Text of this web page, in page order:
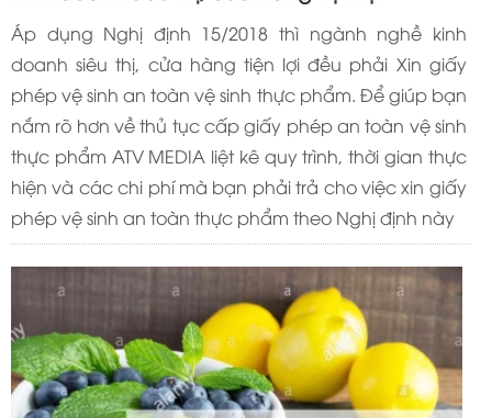
Áp dụng Nghị định 15/2018 thì ngành nghề kinh
doanh siêu thị, cửa hàng tiện lợi đều phải Xin giấy
phép vệ sinh an toàn vệ sinh thực phẩm. Để giúp bạn
nắm rõ hơn về thủ tục cấp giấy phép an toàn vệ sinh
thực phẩm ATV MEDIA liệt kê quy trình, thời gian thực
hiện và các chi phí mà bạn phải trả cho việc xin giấy
phép vệ sinh an toàn thực phẩm theo Nghị định này